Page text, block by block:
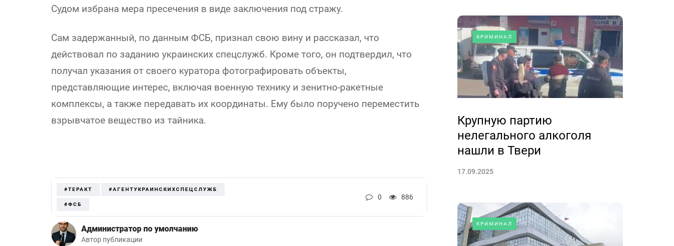
Судом избрана мера пресечения в виде заключения под стражу.
Сам задержанный, по данным ФСБ, признал свою вину и рассказал, что
действовал по заданию украинских спецслужб. Кроме того, он подтвердил, что
получал указания от своего куратора фотографировать объекты,
представляющие интерес, включая военную технику и зенитно-ракетные
комплексы, а также передавать их координаты. Ему было поручено переместить
взрывчатое вещество из тайника.
#ТЕРАКТ #АГЕНТУКРАИНСКИХСПЕЦСЛУЖБ
#ФСБ
0 886
Администратор по умолчанию
Автор публикации
КРИМИНАЛ
Крупную партию
нелегального алкоголя
нашли в Твери
17.09.2025
КРИМИНАЛ